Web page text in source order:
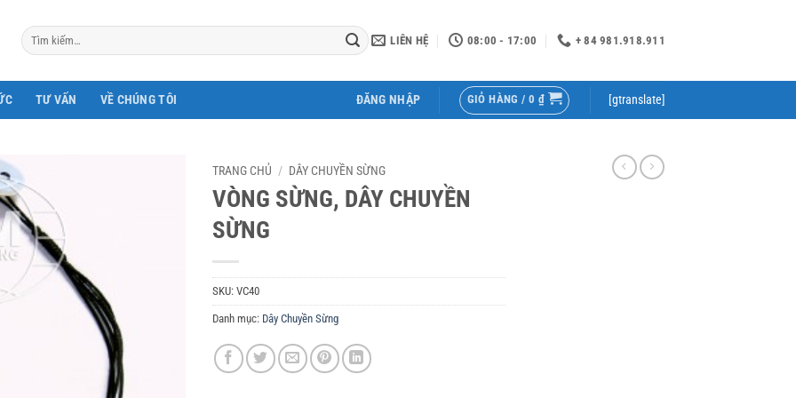
Tìm
kiếm:
LIÊN HỆ 08:00 - 17:00 + 84 981.918.911
TƯ VẤN VỀ CHÚNG TÔI ĐĂNG NHẬP GIỎ HÀNG / 0 ₫ [gtranslate]
TRANG CHỦ / DÂY CHUYỀN SỪNG
VÒNG SỪNG, DÂY CHUYỀN
SỪNG
SKU: VC40
Danh mục: Dây Chuyền Sừng